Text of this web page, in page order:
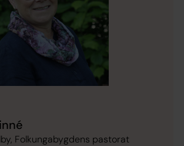
Folkungabygdens pastorat